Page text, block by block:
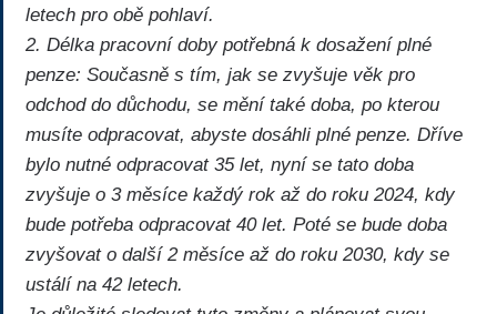
letech pro obě pohlaví.
2. Délka pracovní doby potřebná k dosažení plné
penze: Současně s tím, jak se zvyšuje věk pro
odchod do důchodu, se mění také doba, po kterou
musíte odpracovat, abyste dosáhli plné penze. Dříve
bylo nutné odpracovat 35 let, nyní se tato doba
zvyšuje o 3 měsíce každý rok až do roku 2024, kdy
bude potřeba odpracovat 40 let. Poté se bude doba
zvyšovat o další 2 měsíce až do roku 2030, kdy se
ustálí na 42 letech.